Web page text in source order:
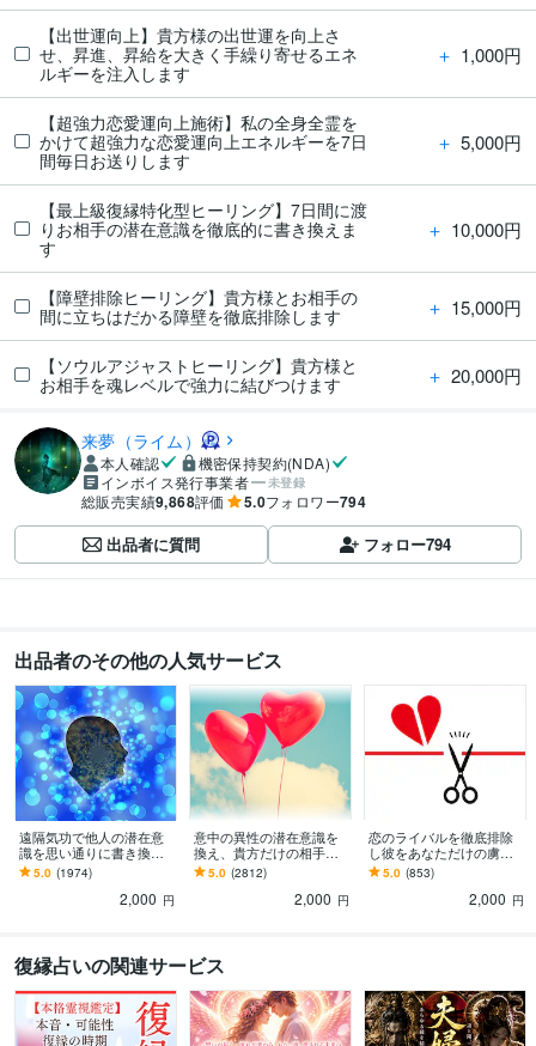
【出世運向上】貴方様の出世運を向上さ
せ、昇進、昇給を大きく手繰り寄せるエネ
ルギーを注入します
＋ 1,000円
【超強力恋愛運向上施術】私の全身全霊を
かけて超強力な恋愛運向上エネルギーを7日
間毎日お送りします
＋ 5,000円
【最上級復縁特化型ヒーリング】7日間に渡
りお相手の潜在意識を徹底的に書き換えま
す
＋ 10,000円
【障壁排除ヒーリング】貴方様とお相手の
間に立ちはだかる障壁を徹底排除します
＋ 15,000円
【ソウルアジャストヒーリング】貴方様と
お相手を魂レベルで強力に結びつけます
＋ 20,000円
来夢（ライム）
本人確認
機密保持契約(NDA)
インボイス発行事業者
未登録
総販売実績9,868評価 5.0フォロワー794
出品者に質問 フォロー794
出品者のその他の人気サービス
遠隔気功で他人の潜在意
識を思い通りに書き換え
ます 嫌いな上司、友人、
家族など、あなたのご要
望通りに書き換えます
5.0 (1974)
2,000 円
意中の異性の潜在意識を
換え、貴方だけの相手に
します 意中の相手に狂っ
たように愛されたい、関
係を改善したいあなたへ
5.0 (2812)
2,000 円
恋のライバルを徹底排除
し彼をあなただけの虜に
します 恋のライバルを蹴
散らし、彼を自分だけの
ものにしたいあなたへ
5.0 (853)
2,000 円
復縁占いの関連サービス